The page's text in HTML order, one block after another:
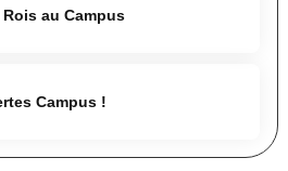
au Campus
Campus !